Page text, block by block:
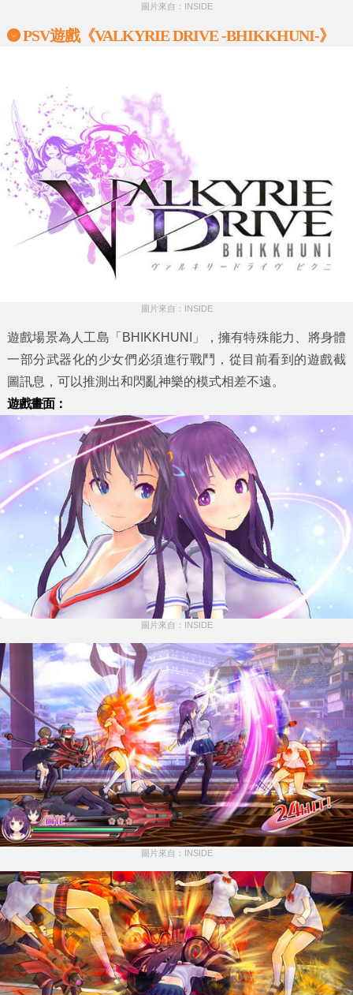
圖片來自：INSIDE
PSV遊戲《VALKYRIE DRIVE -BHIKKHUNI-》
圖片來自：INSIDE
遊戲場景為人工島「BHIKKHUNI」，擁有特殊能力、將身體
一部分武器化的少女們必須進行戰鬥，從目前看到的遊戲截
圖訊息，可以推測出和閃亂神樂的模式相差不遠。
遊戲畫面：
圖片來自：INSIDE
圖片來自：INSIDE